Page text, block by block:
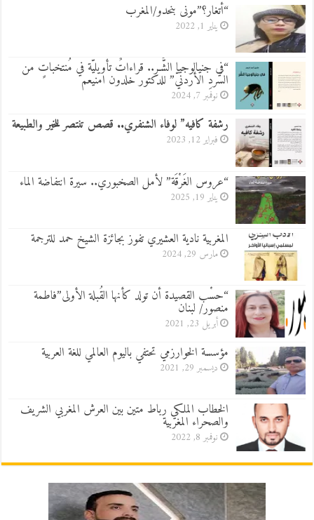
“أتغار؟”مونى بنحدو/المغرب
يناير 1, 2022
“في جنيالوجيا الشَّـر.. قراءاتٌ تأويليّة في مُنتخباتٍ من
السّردِ الأردنيّ” للدكتور خلدون امنيعم
نوفمبر 7, 2024
رشفة كافيه” لوفاء الشنفري.. قصص تنتصر للخير والطبيعة
فبراير 12, 2023
“عروس الغَرْقَة” لأمل الصخبوري.. سيرة انتفاضة الماء
يناير 19, 2025
المغربية نادية العشيري تفوز بجائزة الشيخ حمد للترجمة
مارس 29, 2024
“حسْب القصيدة أن تولد كأنها القُبلة الأولى”فاطمة
منصور/ لبنان
أبريل 23, 2021
مؤسسة الخوارزمي تحتفي باليوم العالمي للغة العربية
ديسمبر 29, 2021
الخطاب الملكي رباط متين بين العرش المغربي الشريف
والصحراء المغربية
نوفمبر 8, 2022